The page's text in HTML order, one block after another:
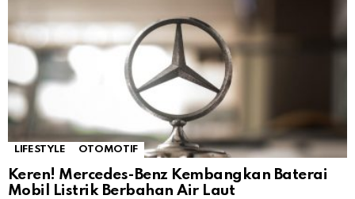
LIFESTYLE OTOMOTIF
Keren! Mercedes-Benz Kembangkan Baterai
Mobil Listrik Berbahan Air Laut